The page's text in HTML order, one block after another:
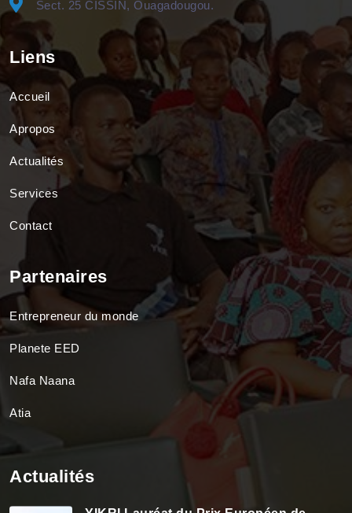
Sect. 25 CISSIN, Ouagadougou.
Liens
Accueil
Apropos
Actualités
Services
Contact
Partenaires
Entrepreneur du monde
Planete EED
Nafa Naana
Atia
Actualités